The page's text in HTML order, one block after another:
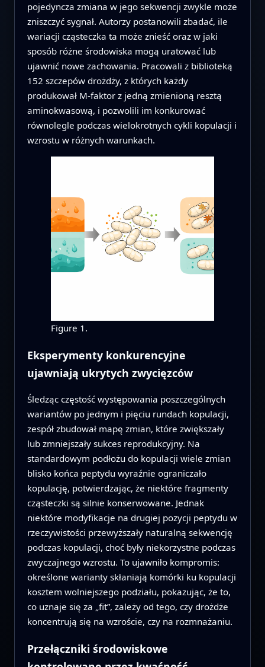
pojedyncza zmiana w jego sekwencji zwykle może
zniszczyć sygnał. Autorzy postanowili zbadać, ile
wariacji cząsteczka ta może znieść oraz w jaki
sposób różne środowiska mogą uratować lub
ujawnić nowe zachowania. Pracowali z biblioteką
152 szczepów drożdży, z których każdy
produkował M-faktor z jedną zmienioną resztą
aminokwasową, i pozwolili im konkurować
równolegle podczas wielokrotnych cykli kopulacji i
wzrostu w różnych warunkach.
Figure 1.
Eksperymenty konkurencyjne
ujawniają ukrytych zwycięzców
Śledząc częstość występowania poszczególnych
wariantów po jednym i pięciu rundach kopulacji,
zespół zbudował mapę zmian, które zwiększały
lub zmniejszały sukces reprodukcyjny. Na
standardowym podłożu do kopulacji wiele zmian
blisko końca peptydu wyraźnie ograniczało
kopulację, potwierdzając, że niektóre fragmenty
cząsteczki są silnie konserwowane. Jednak
niektóre modyfikacje na drugiej pozycji peptydu w
rzeczywistości przewyższały naturalną sekwencję
podczas kopulacji, choć były niekorzystne podczas
zwyczajnego wzrostu. To ujawniło kompromis:
określone warianty skłaniają komórki ku kopulacji
kosztem wolniejszego podziału, pokazując, że to,
co uznaje się za „fit”, zależy od tego, czy drożdże
koncentrują się na wzroście, czy na rozmnażaniu.
Przełączniki środowiskowe